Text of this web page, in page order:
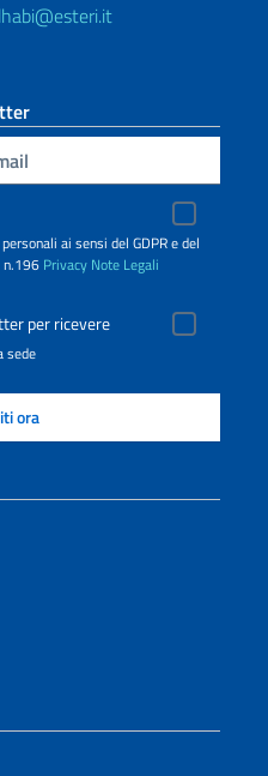
ai sensi del GDPR e del
n.196 Privacy Note Legali
per ricevere
sede